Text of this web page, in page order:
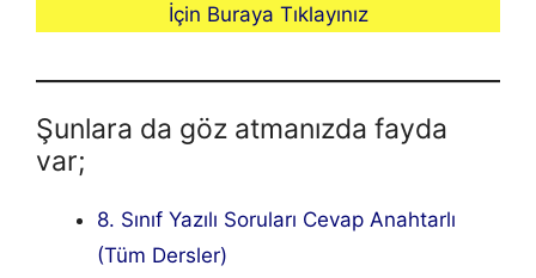
İçin Buraya Tıklayınız
Şunlara da göz atmanızda fayda
var;
8. Sınıf Yazılı Soruları Cevap Anahtarlı
(Tüm Dersler)